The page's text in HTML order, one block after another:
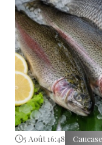
5 Août 16:48 Caucase